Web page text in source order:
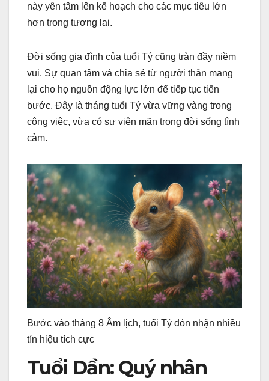
này yên tâm lên kế hoạch cho các mục tiêu lớn
hơn trong tương lai.
Đời sống gia đình của tuổi Tý cũng tràn đầy niềm
vui. Sự quan tâm và chia sẻ từ người thân mang
lại cho họ nguồn động lực lớn để tiếp tục tiến
bước. Đây là tháng tuổi Tý vừa vững vàng trong
công việc, vừa có sự viên mãn trong đời sống tình
cảm.
Bước vào tháng 8 Âm lịch, tuổi Tý đón nhận nhiều
tín hiệu tích cực
Tuổi Dần: Quý nhân